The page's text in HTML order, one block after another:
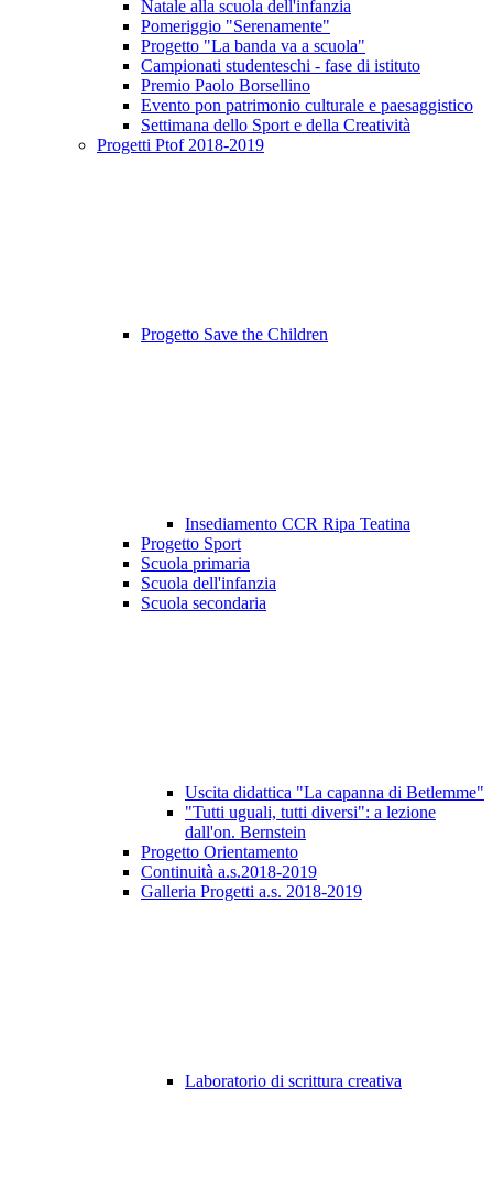
Natale alla scuola dell'infanzia
Pomeriggio "Serenamente"
Progetto "La banda va a scuola"
Campionati studenteschi - fase di istituto
Premio Paolo Borsellino
Evento pon patrimonio culturale e paesaggistico
Settimana dello Sport e della Creatività
Progetti Ptof 2018-2019
Progetto Save the Children
Insediamento CCR Ripa Teatina
Progetto Sport
Scuola primaria
Scuola dell'infanzia
Scuola secondaria
Uscita didattica "La capanna di Betlemme"
"Tutti uguali, tutti diversi": a lezione
dall'on. Bernstein
Progetto Orientamento
Continuità a.s.2018-2019
Galleria Progetti a.s. 2018-2019
Laboratorio di scrittura creativa